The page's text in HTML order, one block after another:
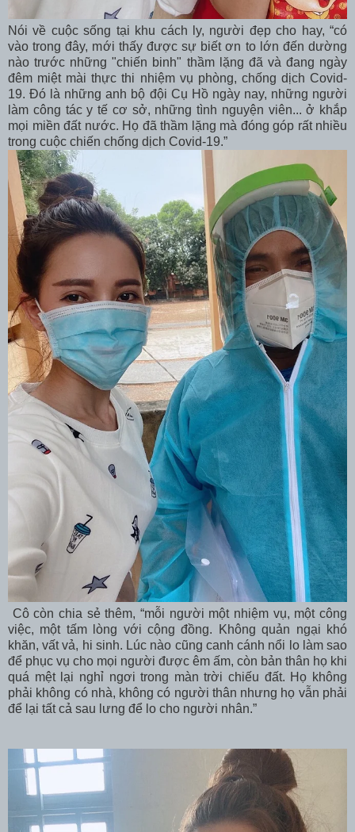
Nói về cuộc sống tại khu cách ly, người đẹp cho hay, “có
vào trong đây, mới thấy được sự biết ơn to lớn đến dường
nào trước những "chiến binh" thầm lặng đã và đang ngày
đêm miệt mài thực thi nhiệm vụ phòng, chống dịch Covid-
19. Đó là những anh bộ đội Cụ Hồ ngày nay, những người
làm công tác y tế cơ sở, những tình nguyện viên... ở khắp
mọi miền đất nước. Họ đã thầm lặng mà đóng góp rất nhiều
trong cuộc chiến chống dịch Covid-19.”
Cô còn chia sẻ thêm, “mỗi người một nhiệm vụ, một công
việc, một tấm lòng với cộng đồng. Không quản ngại khó
khăn, vất vả, hi sinh. Lúc nào cũng canh cánh nổi lo làm sao
để phục vụ cho mọi người được êm ấm, còn bản thân họ khi
quá mệt lại nghỉ ngơi trong màn trời chiếu đất. Họ không
phải không có nhà, không có người thân nhưng họ vẫn phải
để lại tất cả sau lưng để lo cho người nhân.”